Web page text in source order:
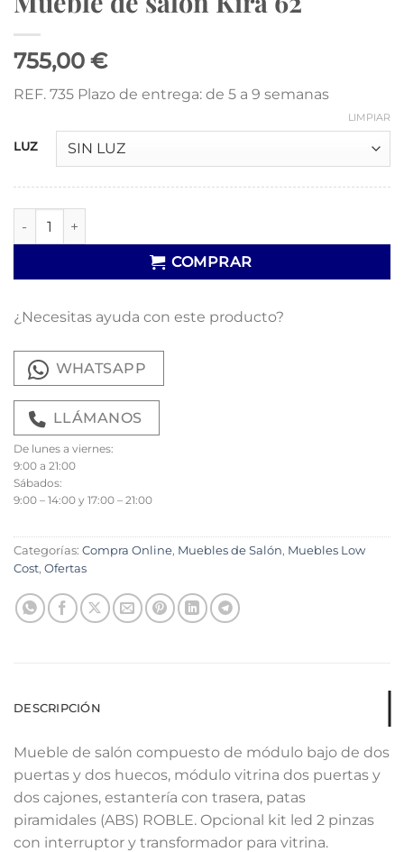
755,00 €
REF. 735 Plazo de entrega: de 5 a 9 semanas
LUZ
LIMPIAR
Mueble de salón Kira 62 cantidad
COMPRAR
¿Necesitas ayuda con este producto?
WHATSAPP
LLÁMANOS
De lunes a viernes:
9:00 a 21:00
Sábados:
9:00 – 14:00 y 17:00 – 21:00
Categorías: Compra Online, Muebles de Salón, Muebles Low
Cost, Ofertas
DESCRIPCIÓN
Mueble de salón compuesto de módulo bajo de dos
puertas y dos huecos, módulo vitrina dos puertas y
dos cajones, estantería con trasera, patas
piramidales (ABS) ROBLE. Opcional kit led 2 pinzas
con interruptor y transformador para vitrina.